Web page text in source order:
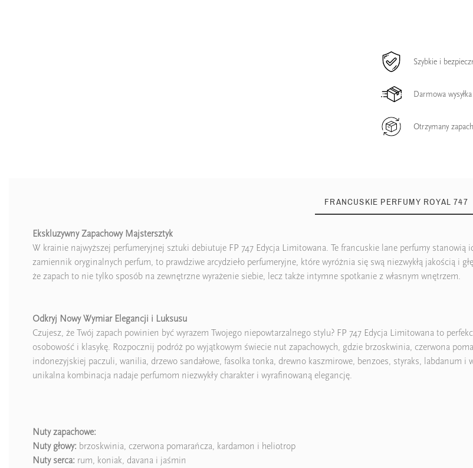
Szybkie i
Darmowa
Otrzymany
FRANCUSKIE PERFUMY ROYAL 747
Ekskluzywny Zapachowy Majstersztyk
W krainie najwyższej perfumeryjnej sztuki debiutuje FP 747 Edycja Limitowana. Te francuskie lane perfumy
zamiennik oryginalnych perfum, to prawdziwe arcydzieło perfumeryjne, które wyróżnia się swą niezwykłą jakością i
że zapach to nie tylko sposób na zewnętrzne wyrażenie siebie, lecz także intymne spotkanie z własnym wnętrzem.
Odkryj Nowy Wymiar Elegancji i Luksusu
Czujesz, że Twój zapach powinien być wyrazem Twojego niepowtarzalnego stylu? FP 747 Edycja Limitowana to
osobowość i klasykę. Rozpocznij podróż po wyjątkowym świecie nut zapachowych, gdzie brzoskwinia, czerwona
indonezyjskiej paczuli, wanilia, drzewo sandałowe, fasolka tonka, drewno kaszmirowe, benzoes, styraks, labdanum i
unikalna kombinacja nadaje perfumom niezwykły charakter i wyrafinowaną elegancję.
Nuty zapachowe:
Nuty głowy: brzoskwinia, czerwona pomarańcza, kardamon i heliotrop
Nuty serca: rum, koniak, davana i jaśmin